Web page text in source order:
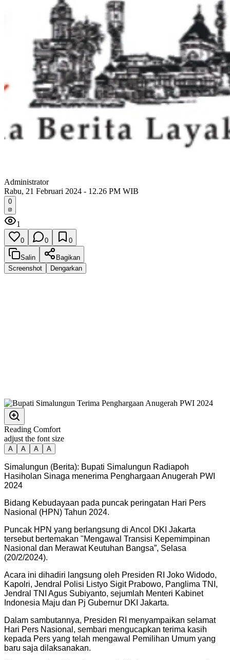
Administrator
Rabu, 21 Februari 2024 - 12.26 PM WIB
0
1
0 0 0
Salin
Bagikan
Screenshot
Dengarkan
Reading Comfort
adjust the font size
A A A A
Simalungun (Berita): Bupati Simalungun Radiapoh
Hasiholan Sinaga menerima Penghargaan Anugerah PWI
2024
Bidang Kebudayaan pada puncak peringatan Hari Pers
Nasional (HPN) Tahun 2024.
Puncak HPN yang berlangsung di Ancol DKI Jakarta
tersebut bertemakan "Mengawal Transisi Kepemimpinan
Nasional dan Merawat Keutuhan Bangsa”, Selasa
(20/2/2024).
Acara ini dihadiri langsung oleh Presiden RI Joko Widodo,
Kapolri, Jendral Polisi Listyo Sigit Prabowo, Panglima TNI,
Jendral TNI Agus Subiyanto, sejumlah Menteri Kabinet
Indonesia Maju dan Pj Gubernur DKI Jakarta.
Dalam sambutannya, Presiden RI menyampaikan selamat
Hari Pers Nasional, sembari mengucapkan terima kasih
kepada Pers yang telah mengawal Pemilihan Umum yang
baru saja dilaksanakan.